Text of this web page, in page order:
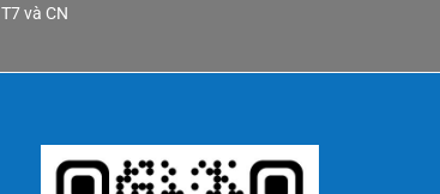
T7 và CN